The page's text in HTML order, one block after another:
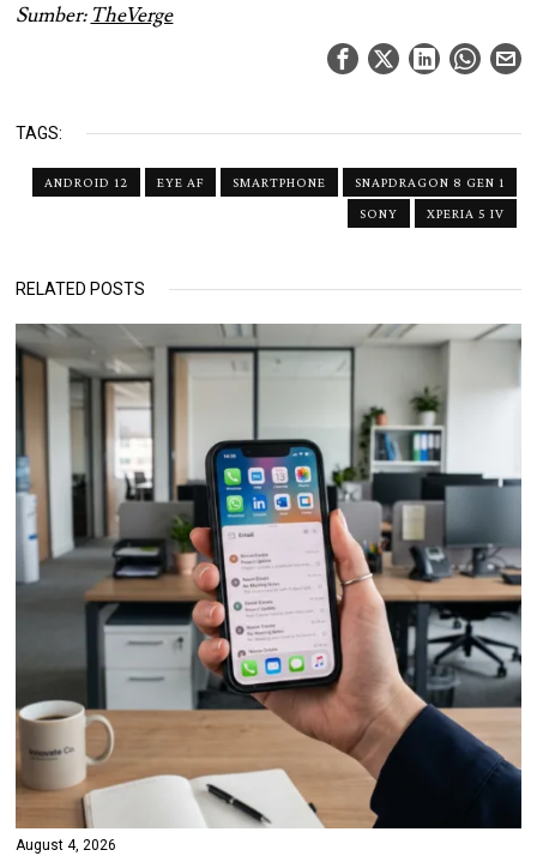
Sumber: TheVerge
TAGS:
ANDROID 12 EYE AF SMARTPHONE
SNAPDRAGON 8 GEN 1
SONY
XPERIA 5 IV
RELATED POSTS
August 4, 2026